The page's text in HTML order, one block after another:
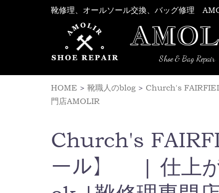
靴修理、オールソール交換、バッグ修理
Shoe & Bag Repair
HOME > 靴職人のblog > Church's
門店AMOLIR
Church's
ール】 | 仕上が